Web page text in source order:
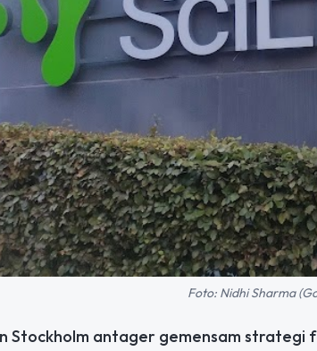
Foto: Nidhi Sharma
Stockholm antager gemensam